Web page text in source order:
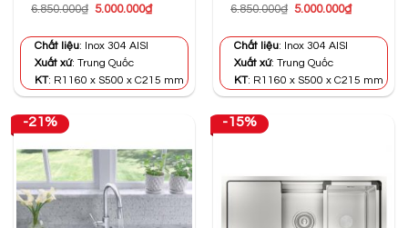
6.850.000₫ Giá
6.850.000₫.
5.000.000₫Giá
Chất liệu: Inox 304 AISI
Xuất xứ: Trung Quốc
KT: R1160 x S500 x C215 mm
6.850.000₫ Giá
6.850.000₫.
5.000.000₫Giá
Chất liệu: Inox 304 AISI
Xuất xứ: Trung Quốc
KT: R1160 x S500 x C215 mm
-21% -15%